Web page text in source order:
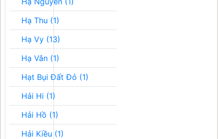
Hạ Thu (1)
Hạ Vy (13)
Hạ Vân (1)
Hạt Bụi Đất Đỏ (1)
Hải Hi (1)
Hải Hồ (1)
Hải Kiều (1)